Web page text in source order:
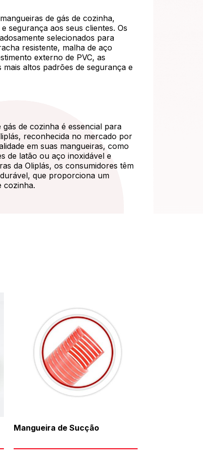
de gás de cozinha,
segurança aos seus clientes. Os
selecionados para
resistente, malha de aço
externo de PVC, as
altos padrões de segurança e
de cozinha é essencial para
reconhecida no mercado por
em suas mangueiras, como
de latão ou aço inoxidável e
da Oliplás, os consumidores têm
que proporciona um
cozinha.
Mangueira de Sucção